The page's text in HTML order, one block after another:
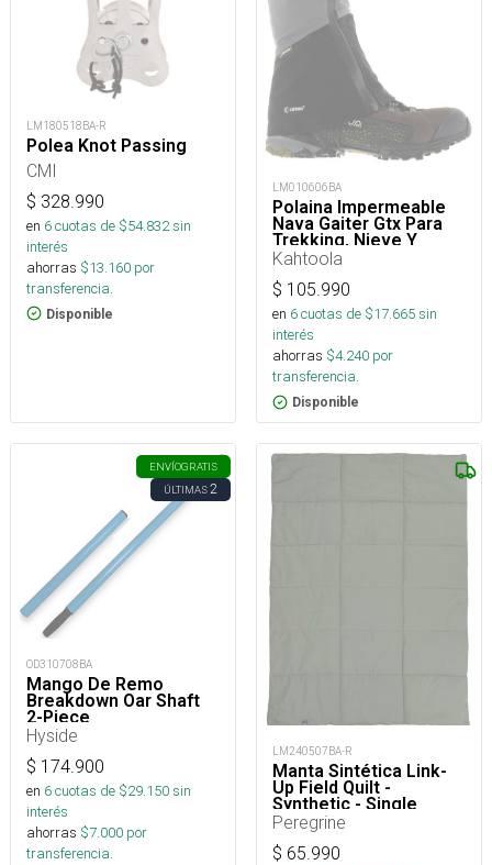
LM180518BA-R
Polea Knot Passing
CMI
$ 328.990
en 6cuotas de $54.832sin
interés
ahorras $13.160 por
transferencia.
Disponible
LM010606BA
Polaina Impermeable
Nava Gaiter Gtx Para
Trekking, Nieve Y
Montaña
Kahtoola
$ 105.990
en 6cuotas de $17.665sin
interés
ahorras $4.240 por
transferencia.
Disponible
ENVÍOGRATIS
ÚLTIMAS2
OD310708BA
Mango De Remo
Breakdown Oar Shaft
2-Piece
Hyside
$ 174.900
en 6cuotas de $29.150sin
interés
ahorras $7.000 por
transferencia.
LM240507BA-R
Manta Sintética Link-
Up Field Quilt -
Synthetic - Single
Peregrine
$ 65.990